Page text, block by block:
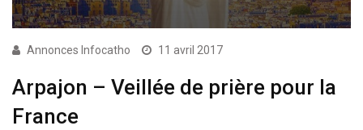
Annonces Infocatho 11 avril 2017
Arpajon – Veillée de prière pour la
France